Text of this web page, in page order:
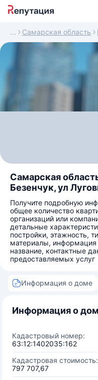
Самарская область
Самарская
Безенчук, ул
Получите подробную
общее количество
организаций или
детальные
постройки, этажность,
материалы,
название, контактные
предоставляемых услуг
Информация о доме
Информация о
Кадастровый номер:
63:12:1402035:162
Кадастровая стоимость:
797 707,67